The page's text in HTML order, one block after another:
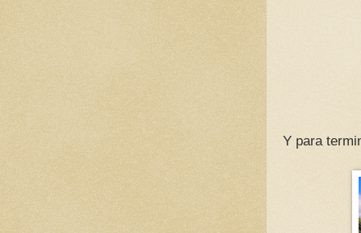
Y para